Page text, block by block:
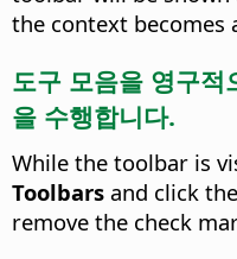
the context becomes
도구 모음을 영구적
을 수행합니다.
While the toolbar is
Toolbars and click
remove the check